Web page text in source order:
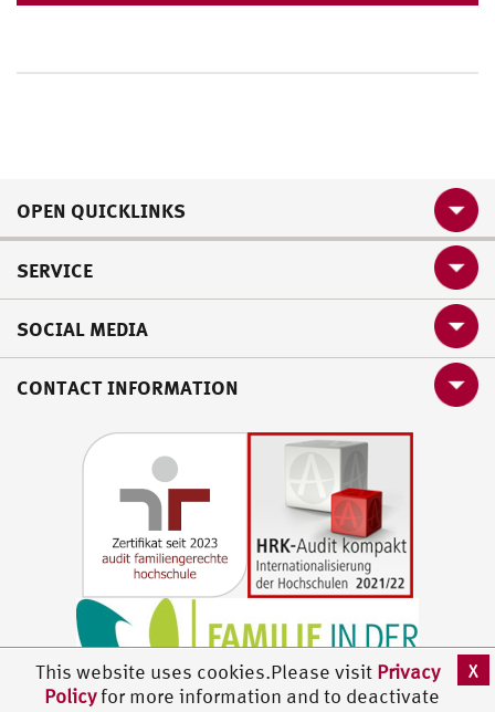
This website uses cookies.Please visit Privacy
Policyfor more information and to deactivate
X
OPEN QUICKLINKS
SERVICE
SOCIAL MEDIA
CONTACT INFORMATION